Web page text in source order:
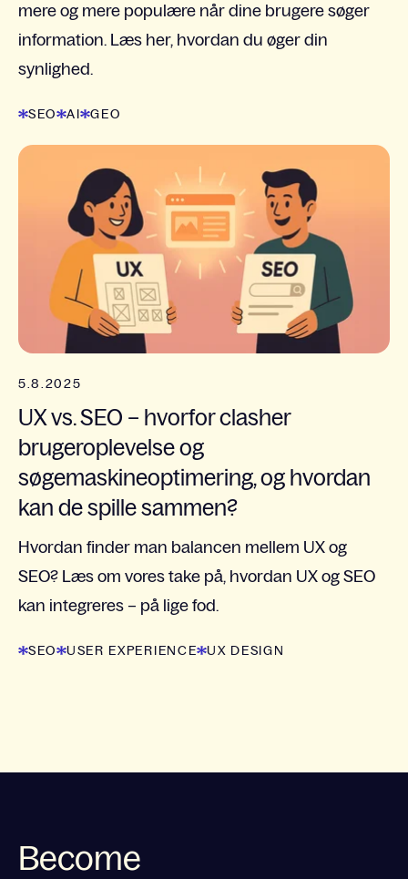
mere og mere populære når dine brugere søger
information. Læs her, hvordan du øger din
synlighed.
SEO AI GEO
5.8.2025
UX vs. SEO – hvorfor clasher
brugeroplevelse og
søgemaskineoptimering, og hvordan
kan de spille sammen?
Hvordan finder man balancen mellem UX og
SEO? Læs om vores take på, hvordan UX og SEO
kan integreres – på lige fod.
SEO USER EXPERIENCE UX DESIGN
Become